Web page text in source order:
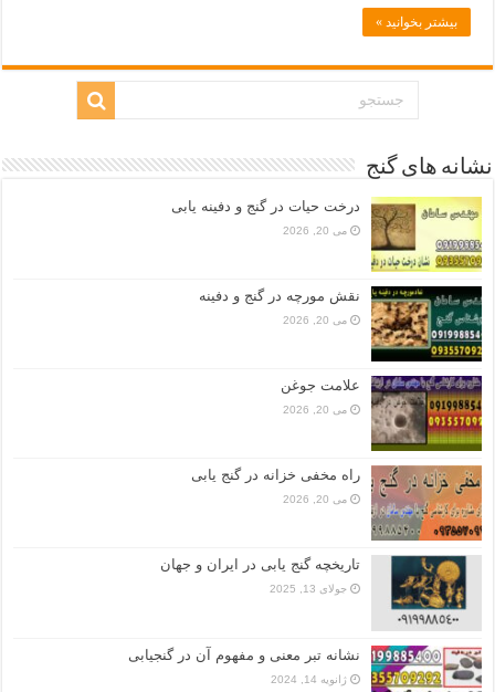
بیشتر بخوانید »
نشانه های گنج
درخت حیات در گنج و دفینه یابی
می 20, 2026
نقش مورچه در گنج و دفینه
می 20, 2026
علامت جوغن
می 20, 2026
راه مخفی خزانه در گنج یابی
می 20, 2026
تاریخچه گنج‌ یابی در ایران و جهان
جولای 13, 2025
نشانه تبر معنی و مفهوم آن در گنجیابی
ژانویه 14, 2024